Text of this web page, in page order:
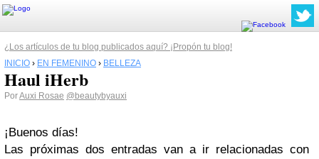
¿Los artículos de tu blog publicados aquí? ¡Propón tu blog!
INICIO › EN FEMENINO › BELLEZA
Haul iHerb
PorAuxi Rosae @beautybyauxi
¡Buenos días!
Las próximas dos entradas van a ir relacionadas con